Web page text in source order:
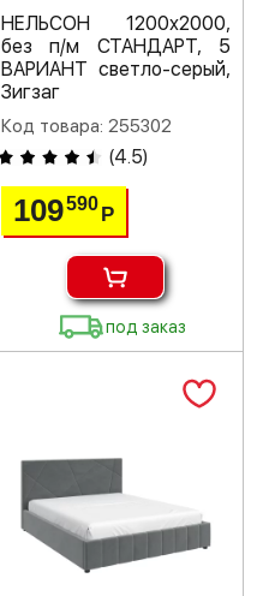
НЕЛЬСОН 1200х2000,
без п/м СТАНДАРТ, 5
ВАРИАНТ светло-серый,
Зигзаг
Код товара: 255302
(4.5)
109590 Р
под заказ